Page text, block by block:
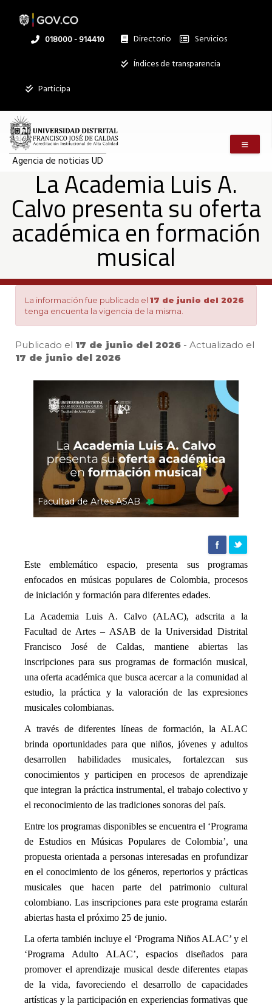
La
Academia
Luis
A.
Calvo
presenta
su
oferta
académica
en
formación
musical
Agencia
de
noticias
UD
contenido
Linea
018000 - 914410 Directorio
Institucional
Servicios
Índices de transparencia
Participa
Agencia de noticias UD
La Academia Luis A.
Calvo presenta su oferta
académica en formación
musical
La información fue publicada el 17 de junio del 2026
tenga encuenta la vigencia de la misma.
Publicado el 17 de junio del 2026 - Actualizado el
17 de junio del 2026
Facultad de Artes ASAB
Este emblemático espacio, presenta sus programas
enfocados en músicas populares de Colombia, procesos
de iniciación y formación para diferentes edades.
La Academia Luis A. Calvo (ALAC), adscrita a la
Facultad de Artes – ASAB de la Universidad Distrital
Francisco José de Caldas, mantiene abiertas las
inscripciones para sus programas de formación musical,
una oferta académica que busca acercar a la comunidad al
estudio, la práctica y la valoración de las expresiones
musicales colombianas.
A través de diferentes líneas de formación, la ALAC
brinda oportunidades para que niños, jóvenes y adultos
desarrollen habilidades musicales, fortalezcan sus
conocimientos y participen en procesos de aprendizaje
que integran la práctica instrumental, el trabajo colectivo y
el reconocimiento de las tradiciones sonoras del país.
Entre los programas disponibles se encuentra el ‘Programa
de Estudios en Músicas Populares de Colombia’, una
propuesta orientada a personas interesadas en profundizar
en el conocimiento de los géneros, repertorios y prácticas
musicales que hacen parte del patrimonio cultural
colombiano. Las inscripciones para este programa estarán
abiertas hasta el próximo 25 de junio.
La oferta también incluye el ‘Programa Niños ALAC’ y el
‘Programa Adulto ALAC’, espacios diseñados para
promover el aprendizaje musical desde diferentes etapas
de la vida, favoreciendo el desarrollo de capacidades
artísticas y la participación en experiencias formativas que